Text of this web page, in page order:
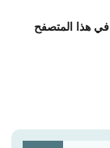
في هذا المتصفح